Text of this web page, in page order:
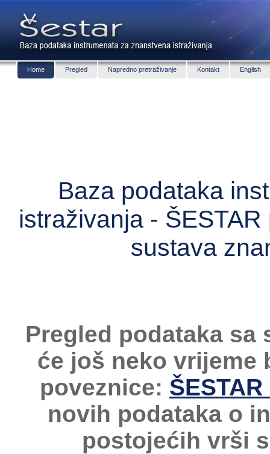
Home Pregled Napredno pretraživanje Kontakt English
Baza podataka
istraživanja -
sustava
Pregled podataka sa
će još neko vrijeme
poveznice:
novih podataka o
postojećih vrši